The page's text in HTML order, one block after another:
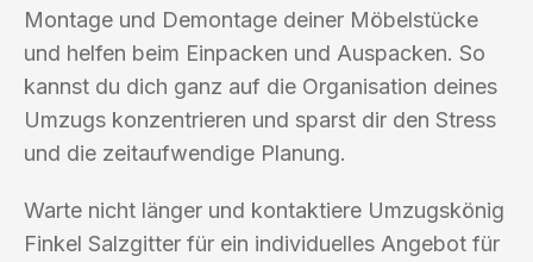
Montage und Demontage deiner Möbelstücke
und helfen beim Einpacken und Auspacken. So
kannst du dich ganz auf die Organisation deines
Umzugs konzentrieren und sparst dir den Stress
und die zeitaufwendige Planung.
Warte nicht länger und kontaktiere Umzugskönig
Finkel Salzgitter für ein individuelles Angebot für